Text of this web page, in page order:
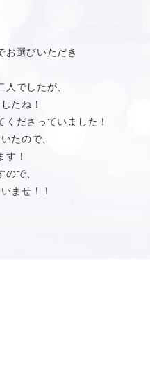
お選びいただき
でしたが、
たね！
ださっていました！
たので、
す！
で、
ませ！！